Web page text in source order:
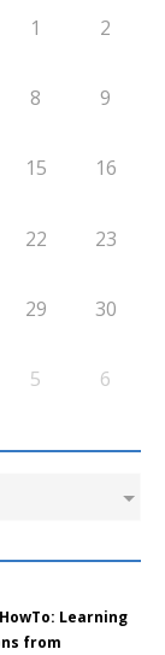
1 2
8 9
15 16
22 23
29 30
5 6
Learning
from